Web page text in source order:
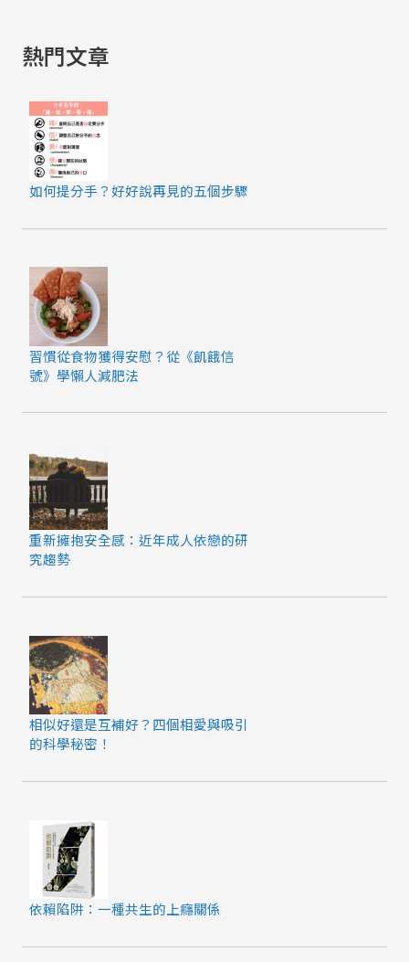
現
在
黑
暗
中
亮
己
熱門文章
如何提分手？好好說再見的五個步驟
習慣從食物獲得安慰？從《飢餓信
號》學懶人減肥法
重新擁抱安全感：近年成人依戀的研
究趨勢
相似好還是互補好？四個相愛與吸引
的科學秘密！
依賴陷阱：一種共生的上癮關係